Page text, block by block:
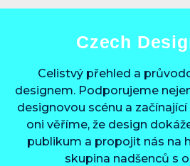
Czech
Celistvý přehled a
designem. Podporujeme
designovou scénu a
oni věříme, že design
publikum a propojit nás na
skupina nadšenců s